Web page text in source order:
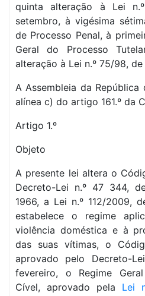
quinta alteração à Lei
setembro, à vigésima
de Processo Penal, à
Geral do Processo
alteração à Lei n.º 75/98,
A Assembleia da
alínea c) do artigo 161.º da
Artigo 1.º
Objeto
A presente lei altera o
Decreto-Lei n.º 47 344,
1966, a Lei n.º 112/2009,
estabelece o regime
violência doméstica e à
das suas vítimas, o
aprovado pelo Decreto-
fevereiro, o Regime
Cível, aprovado pela Lei